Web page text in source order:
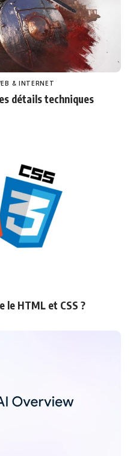
& INTERNET
détails techniques
le HTML et CSS ?